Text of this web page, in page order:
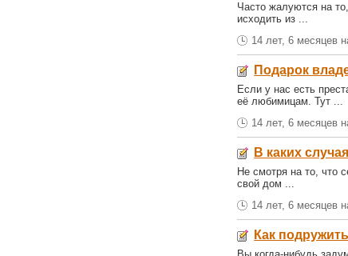
Часто жалуются на
исходить из ...
14 лет, 6 месяцев
Подарок
Если у нас есть
её любимицам. Тут ...
14 лет, 6 месяцев
В каких
Не смотря на то, что
свой дом ...
14 лет, 6 месяцев
Как